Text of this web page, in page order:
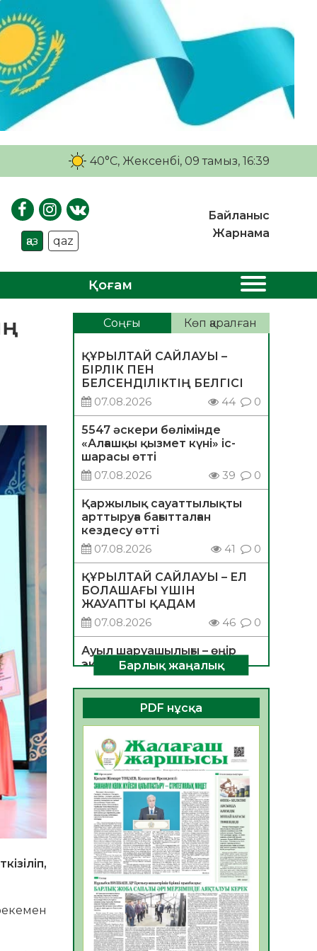
40°C, Жексенбі, 09 тамыз, 16:39
қаз qaz
Байланыс
Жарнама
Қоғам
Соңғы Көп қаралған
ҚҰРЫЛТАЙ САЙЛАУЫ –
БІРЛІК ПЕН
БЕЛСЕНДІЛІКТІҢ БЕЛГІСІ
07.08.2026
44 0
5547 әскери бөлімінде
«Алғашқы қызмет күні» іс-
шарасы өтті
07.08.2026
39 0
Қаржылық сауаттылықты
арттыруға бағытталған
кездесу өтті
07.08.2026
41 0
ҚҰРЫЛТАЙ САЙЛАУЫ – ЕЛ
БОЛАШАҒЫ ҮШІН
ЖАУАПТЫ ҚАДАМ
07.08.2026
46 0
Ауыл шаруашылығы – өңір
экономикасының негізгі
тірегі
06.08.2026
53 0
ҚОҒАМДЫҚ БЕЛСЕНДІЛІК –
ЕЛ ДАМУЫНЫҢ НЕГІЗІ
06.08.2026
51
ҚҰРЫЛТАЙ САЙЛАУЫ –
БОЛАШАҚҚА БАСТАР
ЖАУАПТЫ ТАҢДАУ
06.08.2026
53
Инфекциялық ауруларға
қарсы иммундау
жұмыстарының тиімділігі
06.08.2026
55
Көкжөтел ауруы туралы
Барлық жаңалық
PDF нұсқа